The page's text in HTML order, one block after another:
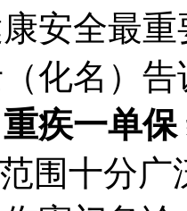
安全最
化名）
疾一单
围十分